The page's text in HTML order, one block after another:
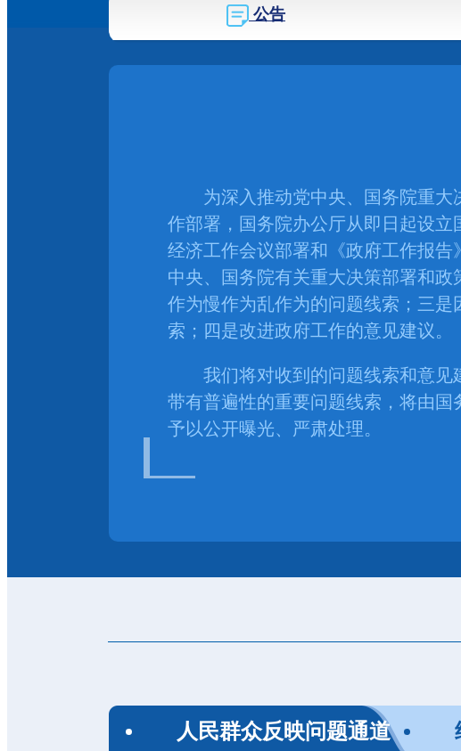
公告
为深入推动党中央、国务院重大
作部署，国务院办公厅从即日起设立
经济工作会议部署和《政府工作报
中央、国务院有关重大决策部署和
作为慢作为乱作为的问题线索；三
索；四是改进政府工作的意见建议。
我们将对收到的问题线索和意见建
带有普遍性的重要问题线索，将由
予以公开曝光、严肃处理。
人民群众反映问题通道